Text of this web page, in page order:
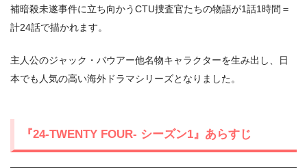
補暗殺未遂事件に立ち向かうCTU捜査官たちの物語が1話1時間＝
計24話で描かれます。
主人公のジャック・バウアー他名物キャラクターを生み出し、日
本でも人気の高い海外ドラマシリーズとなりました。
『24-TWENTY FOUR- シーズン1』あらすじ